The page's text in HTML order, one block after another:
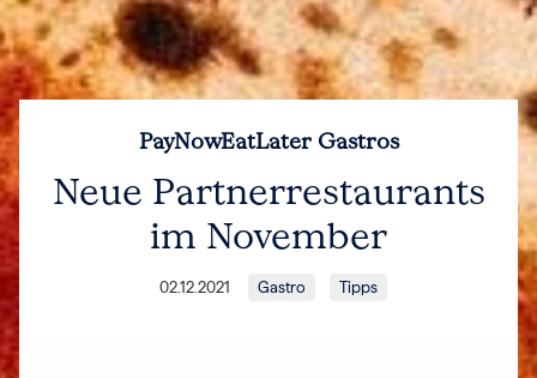
PayNowEatLater Gastros
Neue Partnerrestaurants
im November
02.12.2021 Gastro Tipps